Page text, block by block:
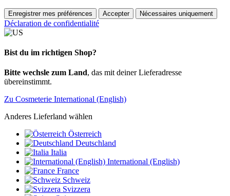
Enregistrer mes préférences Accepter Nécessaires uniquement
Déclaration de confidentialité
Bist du im richtigen Shop?
Bitte wechsle zum Land, das mit deiner Lieferadresse
übereinstimmt.
Zu Cosmeterie International (English)
Anderes Lieferland wählen
Österreich
Deutschland
Italia
International (English)
France
Schweiz
Svizzera